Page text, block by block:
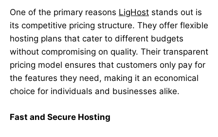
One of the primary reasons LigHost stands out is
its competitive pricing structure. They offer flexible
hosting plans that cater to different budgets
without compromising on quality. Their transparent
pricing model ensures that customers only pay for
the features they need, making it an economical
choice for individuals and businesses alike.
Fast and Secure Hosting